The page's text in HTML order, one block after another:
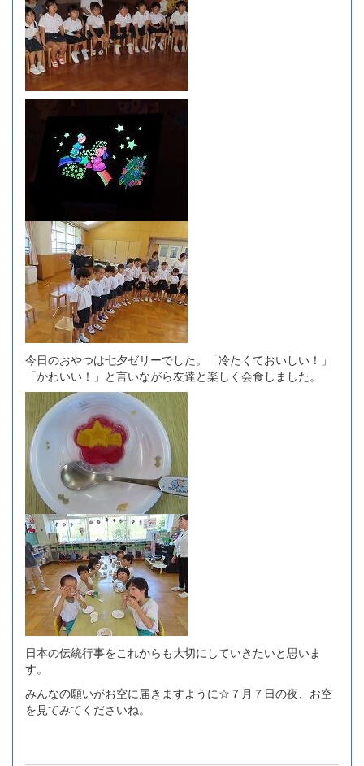
今日のおやつは七夕ゼリーでした。「冷たくておいしい！」
「かわいい！」と言いながら友達と楽しく会食しました。
日本の伝統行事をこれからも大切にしていきたいと思いま
す。
みんなの願いがお空に届きますように☆７月７日の夜、お空
を見てみてくださいね。